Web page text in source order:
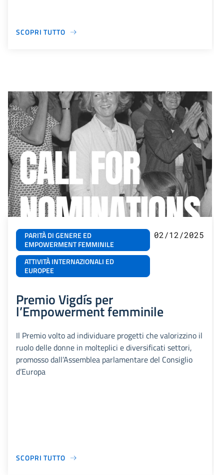
SCOPRI TUTTO
PARITÀ DI GENERE ED
EMPOWERMENT FEMMINILE
ATTIVITÀ INTERNAZIONALI ED
EUROPEE
02/12/2025
Premio Vigdís per
l’Empowerment femminile
Il Premio volto ad individuare progetti che valorizzino il
ruolo delle donne in molteplici e diversificati settori,
promosso dall’Assemblea parlamentare del Consiglio
d’Europa
SCOPRI TUTTO